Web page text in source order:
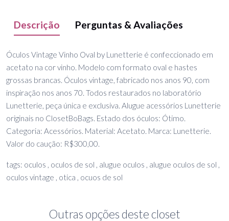
Descrição Perguntas & Avaliações
Óculos Vintage Vinho Oval by Lunetterie é confeccionado em
acetato na cor vinho. Modelo com formato oval e hastes
grossas brancas. Óculos vintage, fabricado nos anos 90, com
inspiração nos anos 70. Todos restaurados no laboratório
Lunetterie, peça única e exclusiva. Alugue acessórios Lunetterie
originais no ClosetBoBags. Estado dos óculos: Ótimo.
Categoria: Acessórios. Material: Acetato. Marca: Lunetterie.
Valor do caução: R$300,00.
tags: oculos , oculos de sol , alugue oculos , alugue oculos de sol ,
oculos vintage , otica , ocuos de sol
Outras opções deste closet